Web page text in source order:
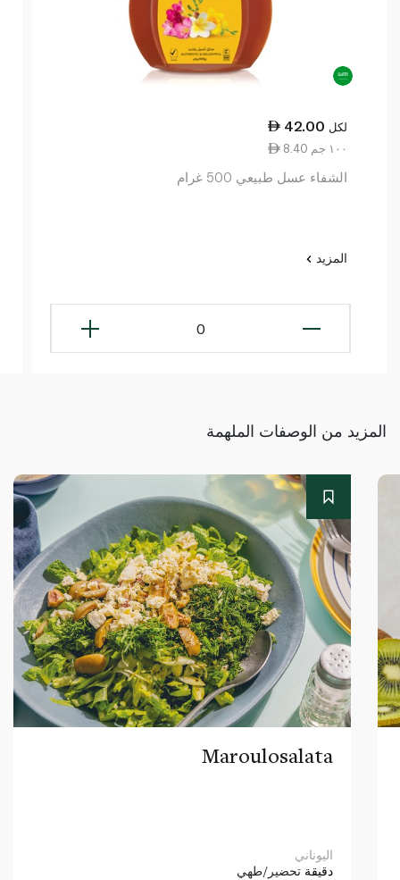
42.00 لكل
8.40 ١٠٠ جم
الشفاء عسل طبيعي 500 غرام
المزيد
0
المزيد من الوصفات الملهمة
Maroulosalata
اليوناني
دقيقة تحضير/طهي